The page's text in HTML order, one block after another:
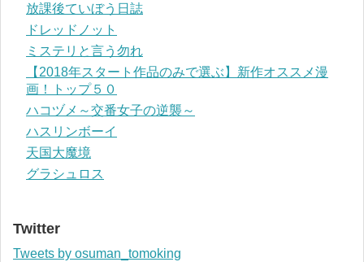
放課後ていぼう日誌
ドレッドノット
ミステリと言う勿れ
【2018年スタート作品のみで選ぶ】新作オススメ漫
画！トップ５０
ハコヅメ～交番女子の逆襲～
ハスリンボーイ
天国大魔境
グラシュロス
Twitter
Tweets by osuman_tomoking